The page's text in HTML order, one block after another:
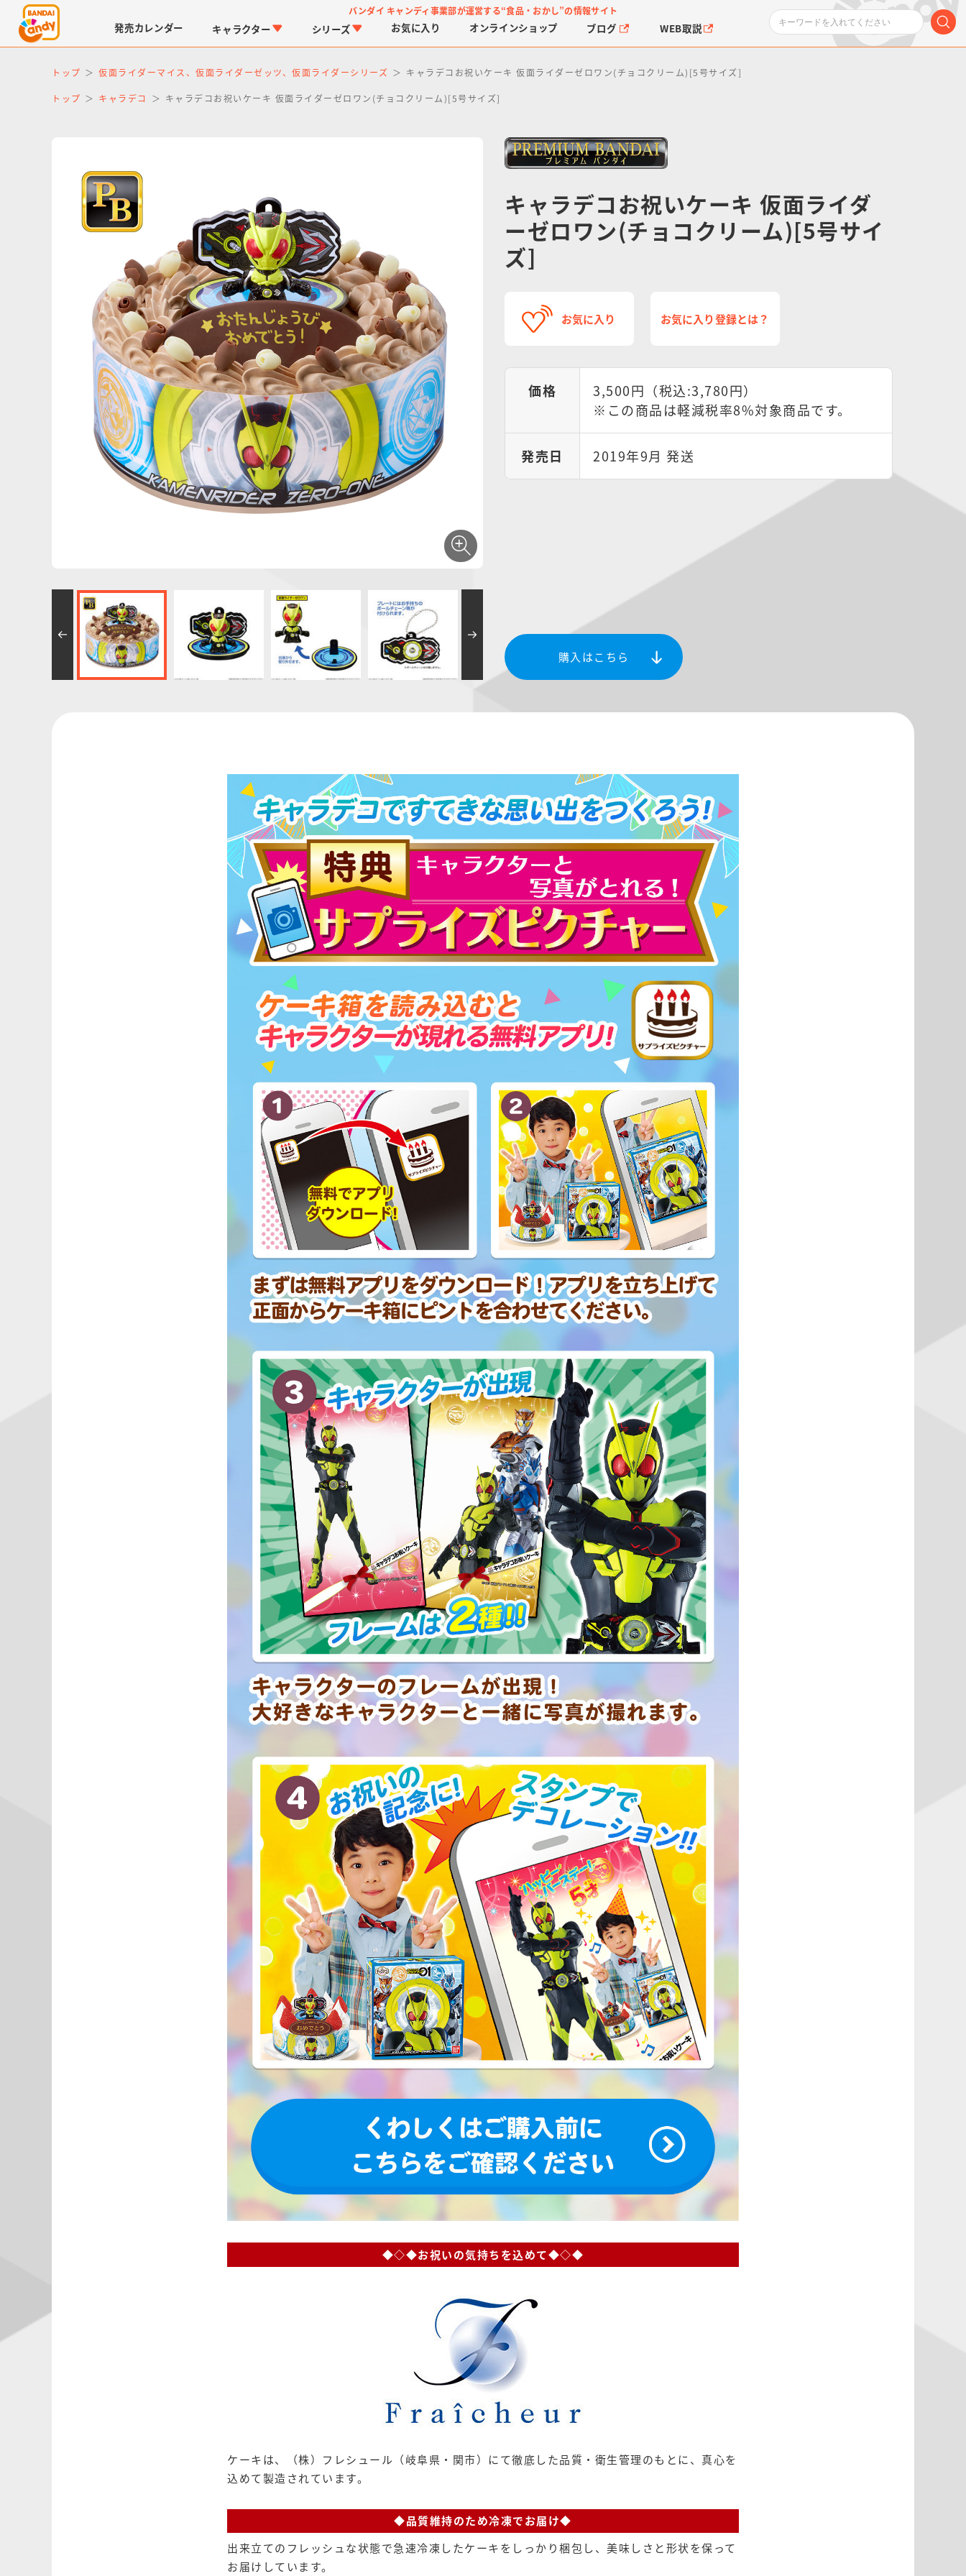
バンダイ キャンディ事業部が運営する“食品・おかし”の情報サイト
発売カレンダー キャラクター
LINK TRAVELERS 仮面ライダーシリーズ プリキュアシリーズ ガンダムシリーズ ポケットモンスター
シリーズ
チョコボックス チョコサプ
にふぉるめーしょん＆
スクエアシール
SMPシリーズ
お気に入り オンラインショップ ブログ WEB取説
トップ 仮面ライダーマイス、仮面ライダーゼッツ、仮面ライダーシリーズ キャラデコお祝いケーキ 仮面ライダーゼロワン(チョコクリーム)[5号サイズ]
トップ キャラデコ キャラデコお祝いケーキ 仮面ライダーゼロワン(チョコクリーム)[5号サイズ]
キャラデコお祝いケーキ 仮面ライダ
ーゼロワン(チョコクリーム)[5号サイ
ズ]
お気に入り お気に入り登録とは？
価格
3,500円（税込:3,780円）
※この商品は軽減税率8%対象商品です。
発売日 2019年9月 発送
購入はこちら
◆◇◆お祝いの気持ちを込めて◆◇◆
ケーキは、（株）フレシュール（岐阜県・関市）にて徹底した品質・衛生管理のもとに、真心を
込めて製造されています。
◆品質維持のため冷凍でお届け◆
出来立てのフレッシュな状態で急速冷凍したケーキをしっかり梱包し、美味しさと形状を保って
お届けしています。